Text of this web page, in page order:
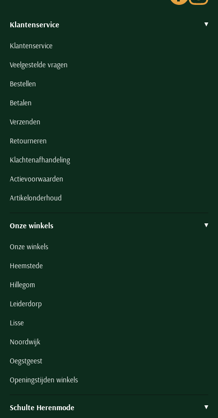
Klantenservice
Klantenservice
Veelgestelde vragen
Bestellen
Betalen
Verzenden
Retourneren
Klachtenafhandeling
Actievoorwaarden
Artikelonderhoud
Onze winkels
Onze winkels
Heemstede
Hillegom
Leiderdorp
Lisse
Noordwijk
Oegstgeest
Openingstijden winkels
Schulte Herenmode